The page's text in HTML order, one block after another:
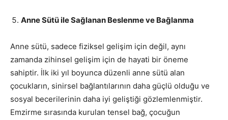
Anne Sütü ile Sağlanan Beslenme ve Bağlanma
Anne sütü, sadece fiziksel gelişim için değil, aynı
zamanda zihinsel gelişim için de hayati bir öneme
sahiptir. İlk iki yıl boyunca düzenli anne sütü alan
çocukların, sinirsel bağlantılarının daha güçlü olduğu ve
sosyal becerilerinin daha iyi geliştiği gözlemlenmiştir.
Emzirme sırasında kurulan tensel bağ, çocuğun